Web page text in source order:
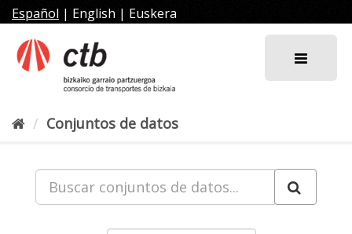
al
contenido
Español | English | Euskera
Conjuntos de datos